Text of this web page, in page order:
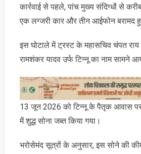
कार्रवाई से पहले, पांच मुख्य संदिग्धों से
एक लग्जरी कार और तीन आईफोन बरामद
इस घोटाले में ट्रस्ट के महासचिव चंपत राय
रामशंकर यादव उर्फ टिन्नू का नाम सामने
13 जून 2026 को टिन्नू के पैतृक आवास पर
में शुद्ध सोना जब्त किया गया।
भरोसेमंद सूत्रों के अनुसार, इस सोने की